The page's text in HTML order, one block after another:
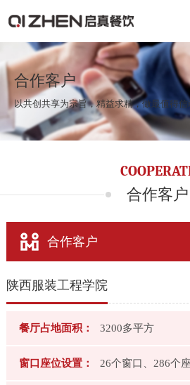
导
航
菜
首
页
业
品
牌
合作客户
以共创共享为宗旨，精益求精，做最值得
合作客户
合作客户
陕西服装工程学院
餐厅占地面积： 3200多平方
窗口座位设置： 26个窗口、286个